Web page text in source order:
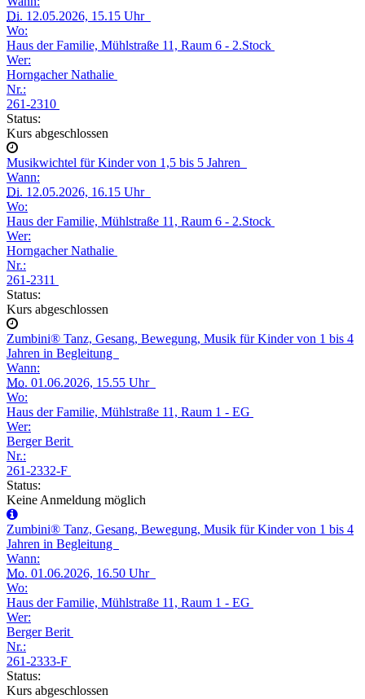
Di. 12.05.2026, 15.15 Uhr
Wo:
Haus der Familie, Mühlstraße 11, Raum 6 - 2.Stock
Wer:
Horngacher Nathalie
Nr.:
261-2310
Status:
Kurs abgeschlossen
Musikwichtel für Kinder von 1,5 bis 5 Jahren
Wann:
Di. 12.05.2026, 16.15 Uhr
Wo:
Haus der Familie, Mühlstraße 11, Raum 6 - 2.Stock
Wer:
Horngacher Nathalie
Nr.:
261-2311
Status:
Kurs abgeschlossen
Zumbini® Tanz, Gesang, Bewegung, Musik für Kinder von 1 bis 4
Jahren in Begleitung
Wann:
Mo. 01.06.2026, 15.55 Uhr
Wo:
Haus der Familie, Mühlstraße 11, Raum 1 - EG
Wer:
Berger Berit
Nr.:
261-2332-F
Status:
Keine Anmeldung möglich
Zumbini® Tanz, Gesang, Bewegung, Musik für Kinder von 1 bis 4
Jahren in Begleitung
Wann:
Mo. 01.06.2026, 16.50 Uhr
Wo:
Haus der Familie, Mühlstraße 11, Raum 1 - EG
Wer:
Berger Berit
Nr.:
261-2333-F
Status:
Kurs abgeschlossen